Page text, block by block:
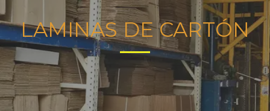
LAMINAS DE CARTÓN